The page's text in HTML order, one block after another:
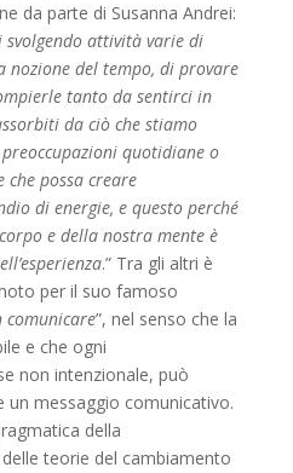
da parte di Susanna Andrei:
attività varie di
nozione del tempo, di provare
tanto da sentirci in
da ciò che stiamo
quotidiane o
possa creare
di energie, e questo perché
e della nostra mente è
.” Tra gli altri è
per il suo famoso
comunicare”, nel senso che la
e che ogni
non intenzionale, può
messaggio comunicativo.
della
teorie del cambiamento